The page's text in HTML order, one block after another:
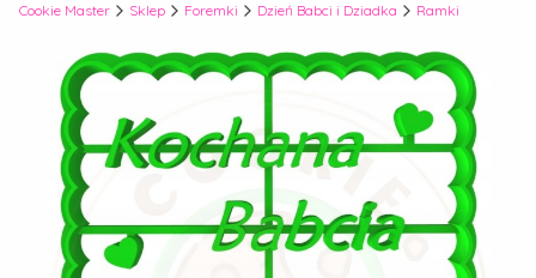
Cookie Master Sklep Foremki Dzień Babci i Dziadka Ramki